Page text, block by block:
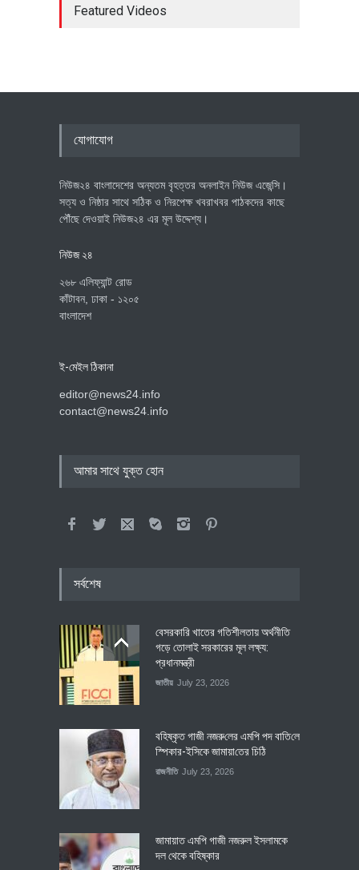
Featured Videos
যোগাযোগ
নিউজ২৪ বাংলাদেশের অন্যতম বৃহত্তর অনলাইন নিউজ এজেন্সি।
সত্য ও নিষ্ঠার সাথে সঠিক ও নিরপেক্ষ খবরাখবর পাঠকদের কাছে
পৌঁছে দেওয়াই নিউজ২৪ এর মূল উদ্দেশ্য।
নিউজ ২৪
২৬৮ এলিফ্যান্ট রোড
কাঁটাবন, ঢাকা - ১২০৫
বাংলাদেশ
ই-মেইল ঠিকানা
editor@news24.info
contact@news24.info
আমার সাথে যুক্ত হোন
সর্বশেষ
বেসরকারি খাতের গতিশীলতায় অর্থনীতি
গড়ে তোলাই সরকারের মূল লক্ষ্য:
প্রধানমন্ত্রী
জাতীয় July 23, 2026
বহিষ্কৃত গাজী নজরু‌লের এম‌পি পদ বা‌তি‌লে
স্পিকার-ইসিকে জামায়া‌তের চি‌ঠি
রাজনীতি July 23, 2026
জামায়াত এমপি গাজী নজরুল ইসলামকে
দল থেকে বহিষ্কার